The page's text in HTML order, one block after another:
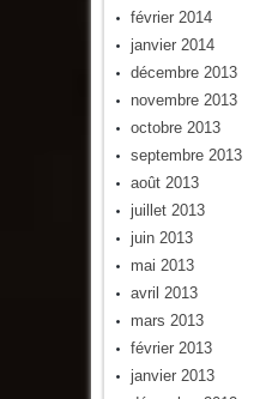
février 2014
janvier 2014
décembre 2013
novembre 2013
octobre 2013
septembre 2013
août 2013
juillet 2013
juin 2013
mai 2013
avril 2013
mars 2013
février 2013
janvier 2013